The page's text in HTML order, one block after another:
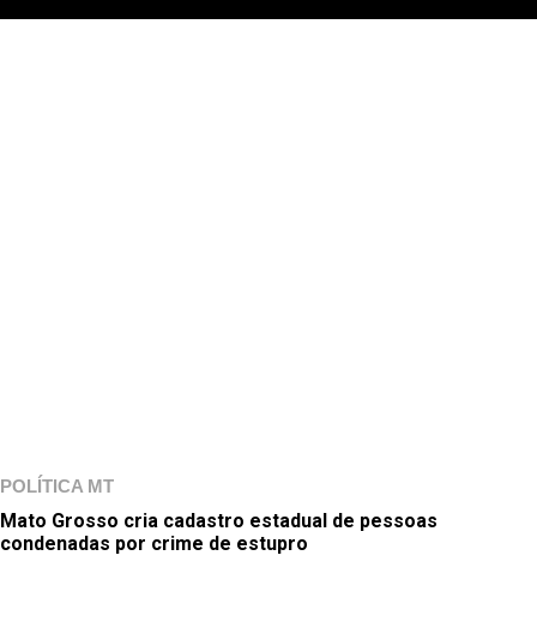
POLÍTICA MT
Mato Grosso cria cadastro estadual de pessoas
condenadas por crime de estupro